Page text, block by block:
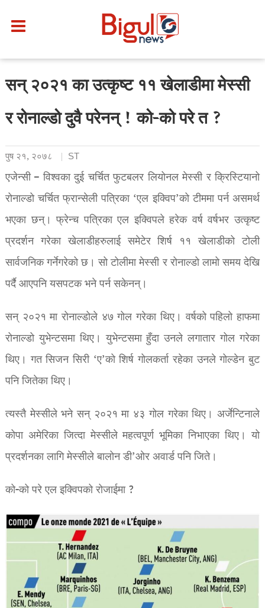
सन् २०२१ का उत्कृष्ट ११ खेलाडीमा मेस्सी
र रोनाल्डो दुवै परेनन् ! को-को परे त ?
पुष २१, २०७८ ST
एजेन्सी – विश्वका दुई चर्चित फुटबलर लियोनल मेस्सी र क्रिस्टियानो
रोनाल्डो चर्चित फ्रान्सेली पत्रिका ‘एल इक्विप’को टीममा पर्न असमर्थ
भएका छन्। फ्रेन्च पत्रिका एल इक्विपले हरेक वर्ष वर्षभर उत्कृष्ट
प्रदर्शन गरेका खेलाडीहरुलाई समेटेर शिर्ष ११ खेलाडीको टोली
सार्वजनिक गर्नेगरेको छ। सो टोलीमा मेस्सी र रोनाल्डो लामो समय देखि
पर्दै आएपनि यसपटक भने पर्न सकेनन्।
सन् २०२१ मा रोनाल्डोले ४७ गोल गरेका थिए। वर्षको पहिलो हाफमा
रोनाल्डो युभेन्टसमा थिए। युभेन्टसमा हुँदा उनले लगातार गोल गरेका
थिए। गत सिजन सिरी ‘ए’को शिर्ष गोलकर्ता रहेका उनले गोल्डेन बुट
पनि जितेका थिए।
त्यस्तै मेस्सीले भने सन् २०२१ मा ४३ गोल गरेका थिए। अर्जेन्टिनाले
कोपा अमेरिका जित्दा मेस्सीले महत्वपूर्ण भूमिका निभाएका थिए। यो
प्रदर्शनका लागि मेस्सीले बालोन डी’ओर अवार्ड पनि जिते।
को-को परे एल इक्विपको रोजाईमा ?